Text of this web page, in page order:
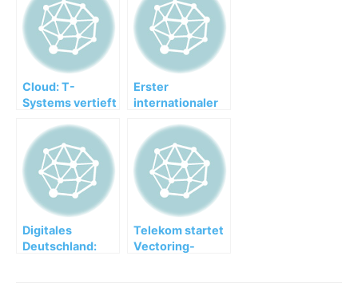
Cloud: T-
Systems vertieft
mit SAP
Erster
internationaler
mit Standaard
Boekhandel in
Belgien am Start
Digitales
Deutschland:
Telekom startet
Vectoring-